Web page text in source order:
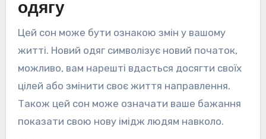
одягу
Цей сон може бути ознакою змін у вашому
житті. Новий одяг символізує новий початок,
можливо, вам нарешті вдасться досягти своїх
цілей або змінити своє життя направлення.
Також цей сон може означати ваше бажання
показати свою нову імідж людям навколо.